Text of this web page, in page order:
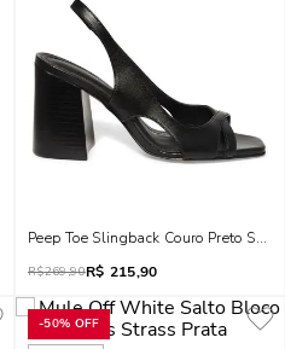
Peep Toe Slingback Couro Preto
R$269,90R$ 215,90
-50% OFF